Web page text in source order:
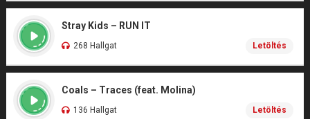
Stray Kids – RUN IT
268 Hallgat Letöltés
Coals – Traces (feat. Molina)
136 Hallgat Letöltés